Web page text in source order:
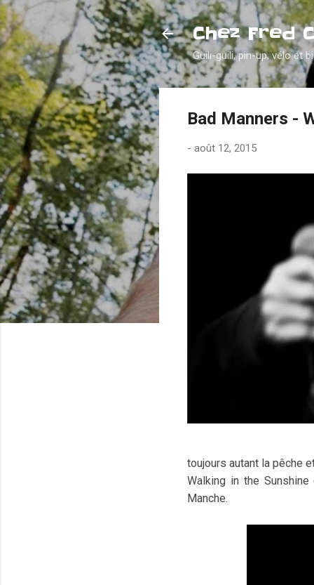
Chez Fred
Guili-guili, pin-up, vélo et
Bad Manners -
- août 12, 2015
toujours autant la pêche
Walking in the
Manche.